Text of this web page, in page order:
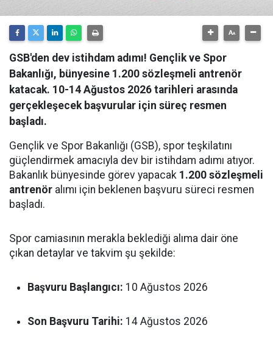
GSB'den dev istihdam adımı! Gençlik ve Spor
Bakanlığı, bünyesine 1.200 sözleşmeli antrenör
katacak. 10-14 Ağustos 2026 tarihleri arasında
gerçekleşecek başvurular için süreç resmen
başladı.
Gençlik ve Spor Bakanlığı (GSB), spor teşkilatını
güçlendirmek amacıyla dev bir istihdam adımı atıyor.
Bakanlık bünyesinde görev yapacak 1.200 sözleşmeli
antrenör alımı için beklenen başvuru süreci resmen
başladı.
Spor camiasının merakla beklediği alıma dair öne
çıkan detaylar ve takvim şu şekilde:
Başvuru Başlangıcı: 10 Ağustos 2026
Son Başvuru Tarihi: 14 Ağustos 2026